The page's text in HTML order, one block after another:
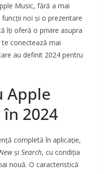
Music, fără a mai
noi și o prezentare
îți oferă o privire asupra
conectează mai
au definit 2024 pentru
Apple
în 2024
completă în aplicație,
și Search, cu condiția
nouă. O caracteristică